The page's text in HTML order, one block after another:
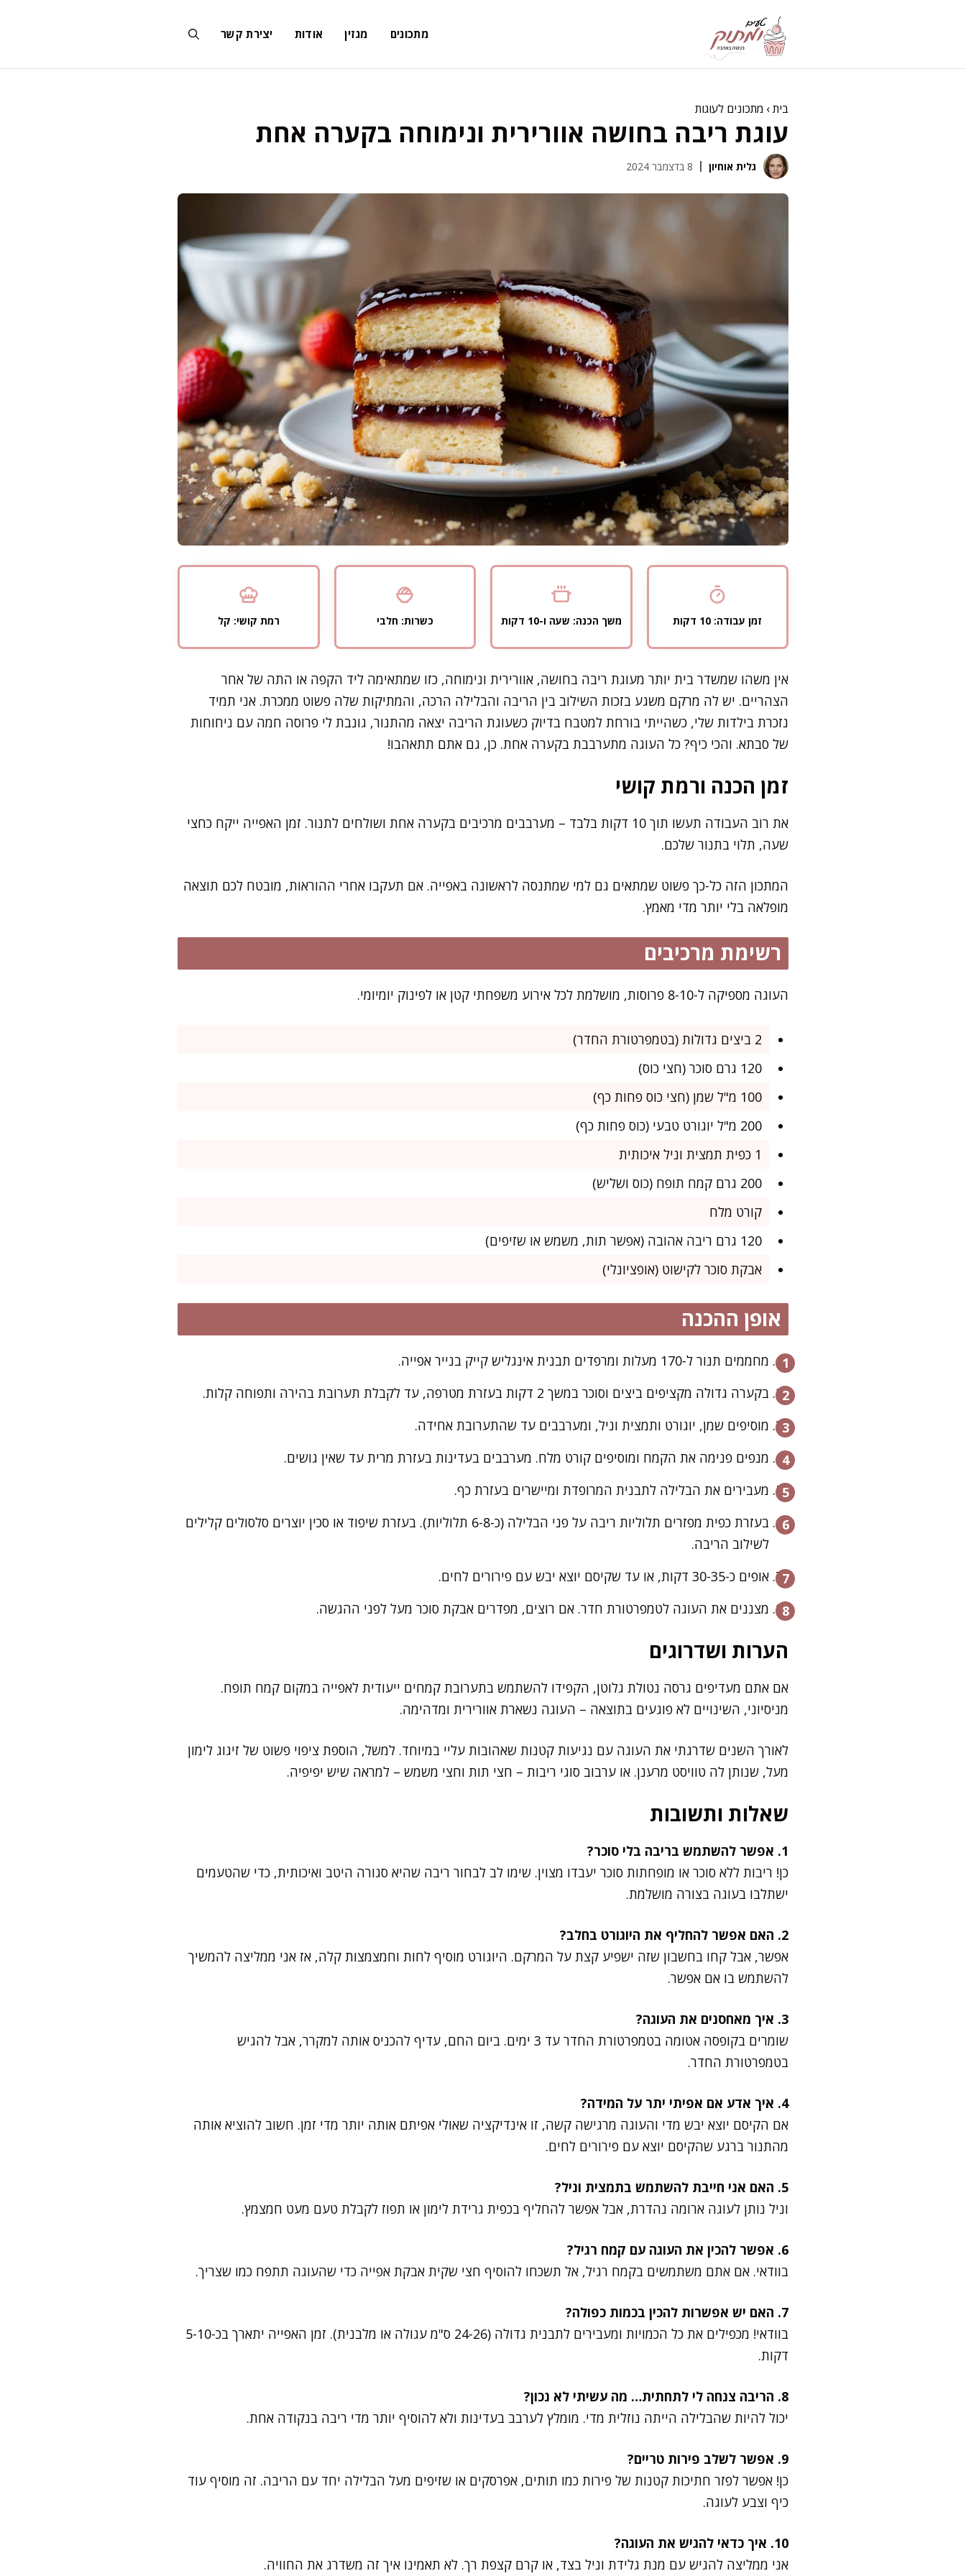
מתכונים מגזין אודות יצירת קשר
בית› מתכונים לעוגות
עוגת ריבה בחושה אוורירית ונימוחה בקערה אחת
גלית אוחיון 8 בדצמבר 2024
זמן עבודה: 10 דקות משך הכנה: שעה ו-10 דקות כשרות: חלבי רמת קושי: קל
אין משהו שמשדר בית יותר מעוגת ריבה בחושה, אוורירית ונימוחה, כזו שמתאימה ליד הקפה או התה של אחר
הצהריים. יש לה מרקם משגע בזכות השילוב בין הריבה והבלילה הרכה, והמתיקות שלה פשוט ממכרת. אני תמיד
נזכרת בילדות שלי, כשהייתי בורחת למטבח בדיוק כשעוגת הריבה יצאה מהתנור, גונבת לי פרוסה חמה עם ניחוחות
של סבתא. והכי כיף? כל העוגה מתערבבת בקערה אחת. כן, גם אתם תתאהבו!
זמן הכנה ורמת קושי
את רוב העבודה תעשו תוך 10 דקות בלבד – מערבבים מרכיבים בקערה אחת ושולחים לתנור. זמן האפייה ייקח כחצי
שעה, תלוי בתנור שלכם.
המתכון הזה כל-כך פשוט שמתאים גם למי שמתנסה לראשונה באפייה. אם תעקבו אחרי ההוראות, מובטח לכם תוצאה
מופלאה בלי יותר מדי מאמץ.
רשימת מרכיבים
העוגה מספיקה ל-8-10 פרוסות, מושלמת לכל אירוע משפחתי קטן או לפינוק יומיומי.
2 ביצים גדולות (בטמפרטורת החדר)
120 גרם סוכר (חצי כוס)
100 מ"ל שמן (חצי כוס פחות כף)
200 מ"ל יוגורט טבעי (כוס פחות כף)
1 כפית תמצית וניל איכותית
200 גרם קמח תופח (כוס ושליש)
קורט מלח
120 גרם ריבה אהובה (אפשר תות, משמש או שזיפים)
אבקת סוכר לקישוט (אופציונלי)
אופן ההכנה
מחממים תנור ל-170 מעלות ומרפדים תבנית אינגליש קייק בנייר אפייה.
בקערה גדולה מקציפים ביצים וסוכר במשך 2 דקות בעזרת מטרפה, עד לקבלת תערובת בהירה ותפוחה קלות.
מוסיפים שמן, יוגורט ותמצית וניל, ומערבבים עד שהתערובת אחידה.
מנפים פנימה את הקמח ומוסיפים קורט מלח. מערבבים בעדינות בעזרת מרית עד שאין גושים.
מעבירים את הבלילה לתבנית המרופדת ומיישרים בעזרת כף.
בעזרת כפית מפזרים תלוליות ריבה על פני הבלילה (כ-6-8 תלוליות). בעזרת שיפוד או סכין יוצרים סלסולים קלילים
לשילוב הריבה.
אופים כ-30-35 דקות, או עד שקיסם יוצא יבש עם פירורים לחים.
מצננים את העוגה לטמפרטורת חדר. אם רוצים, מפדרים אבקת סוכר מעל לפני ההגשה.
הערות ושדרוגים
אם אתם מעדיפים גרסה נטולת גלוטן, הקפידו להשתמש בתערובת קמחים ייעודית לאפייה במקום קמח תופח.
מניסיוני, השינויים לא פוגעים בתוצאה – העוגה נשארת אוורירית ומדהימה.
לאורך השנים שדרגתי את העוגה עם נגיעות קטנות שאהובות עליי במיוחד. למשל, הוספת ציפוי פשוט של זיגוג לימון
מעל, שנותן לה טוויסט מרענן. או ערבוב סוגי ריבות – חצי תות וחצי משמש – למראה שיש יפיפיה.
שאלות ותשובות
1. אפשר להשתמש בריבה בלי סוכר?
כן! ריבות ללא סוכר או מופחתות סוכר יעבדו מצוין. שימו לב לבחור ריבה שהיא סגורה היטב ואיכותית, כדי שהטעמים
ישתלבו בעוגה בצורה מושלמת.
2. האם אפשר להחליף את היוגורט בחלב?
אפשר, אבל קחו בחשבון שזה ישפיע קצת על המרקם. היוגורט מוסיף לחות וחמצמצות קלה, אז אני ממליצה להמשיך
להשתמש בו אם אפשר.
3. איך מאחסנים את העוגה?
שומרים בקופסה אטומה בטמפרטורת החדר עד 3 ימים. ביום החם, עדיף להכניס אותה למקרר, אבל להגיש
בטמפרטורת החדר.
4. איך אדע אם אפיתי יתר על המידה?
אם הקיסם יוצא יבש מדי והעוגה מרגישה קשה, זו אינדיקציה שאולי אפיתם אותה יותר מדי זמן. חשוב להוציא אותה
מהתנור ברגע שהקיסם יוצא עם פירורים לחים.
5. האם אני חייבת להשתמש בתמצית וניל?
וניל נותן לעוגה ארומה נהדרת, אבל אפשר להחליף בכפית גרידת לימון או תפוז לקבלת טעם מעט חמצמץ.
6. אפשר להכין את העוגה עם קמח רגיל?
בוודאי. אם אתם משתמשים בקמח רגיל, אל תשכחו להוסיף חצי שקית אבקת אפייה כדי שהעוגה תתפח כמו שצריך.
7. האם יש אפשרות להכין בכמות כפולה?
בוודאי! מכפילים את כל הכמויות ומעבירים לתבנית גדולה (24-26 ס"מ עגולה או מלבנית). זמן האפייה יתארך בכ-5-10
דקות.
8. הריבה צנחה לי לתחתית… מה עשיתי לא נכון?
יכול להיות שהבלילה הייתה נוזלית מדי. מומלץ לערבב בעדינות ולא להוסיף יותר מדי ריבה בנקודה אחת.
9. אפשר לשלב פירות טריים?
כן! אפשר לפזר חתיכות קטנות של פירות כמו תותים, אפרסקים או שזיפים מעל הבלילה יחד עם הריבה. זה מוסיף עוד
כיף וצבע לעוגה.
10. איך כדאי להגיש את העוגה?
אני ממליצה להגיש עם מנת גלידת וניל בצד, או קרם קצפת רך. לא תאמינו איך זה משדרג את החוויה.